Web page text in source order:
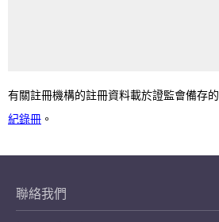
有關註冊機構的註冊資料載於證監會備存的
紀錄冊 。
聯絡我們